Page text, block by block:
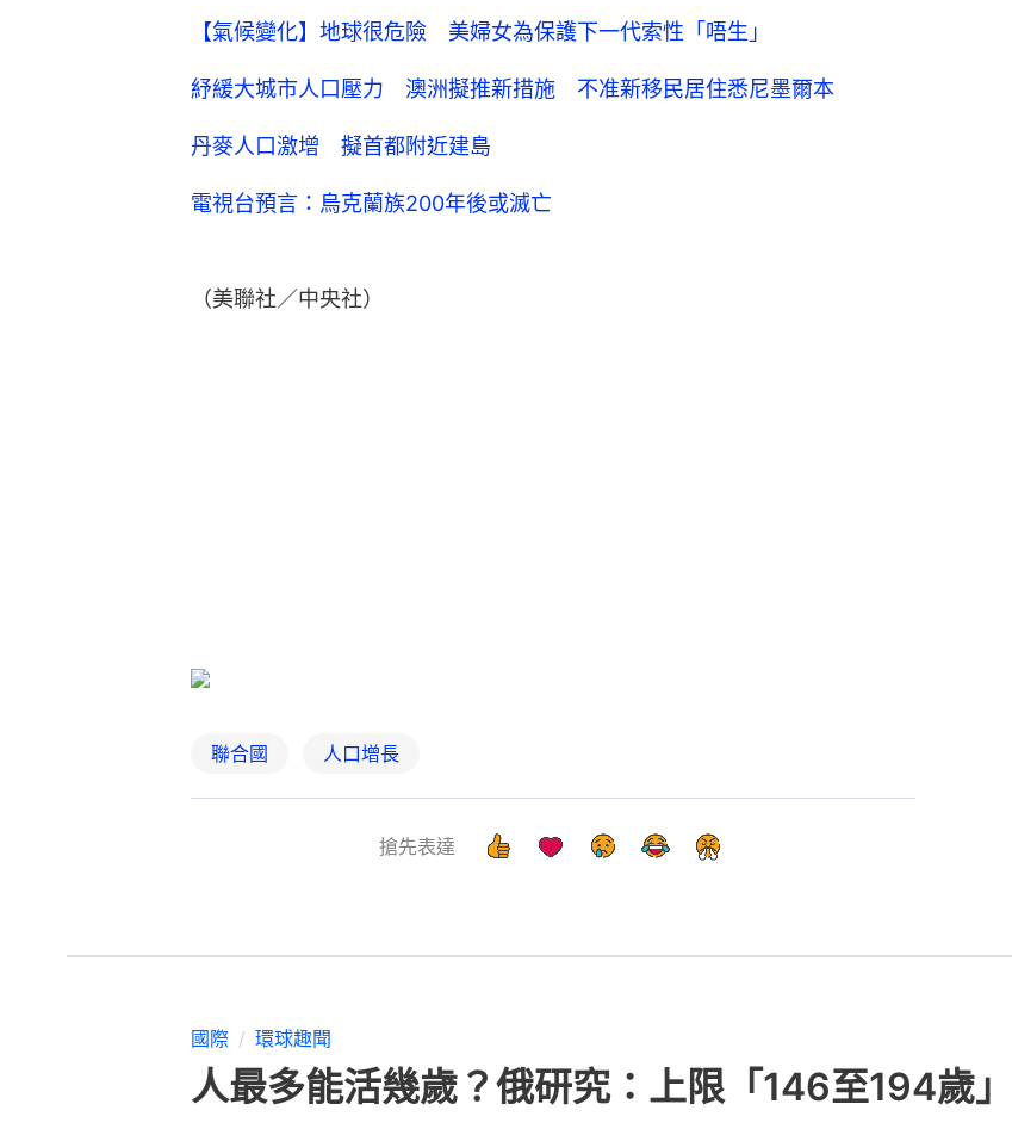
【氣候變化】地球很危險 美婦女為保護下一代索性「唔生」
紓緩大城市人口壓力 澳洲擬推新措施 不准新移民居住悉尼墨爾本
丹麥人口激增 擬首都附近建島
電視台預言：烏克蘭族200年後或滅亡
（美聯社／中央社）
聯合國 人口增長
搶先表達
國際 環球趣聞
人最多能活幾歲？俄研究：上限「146至194